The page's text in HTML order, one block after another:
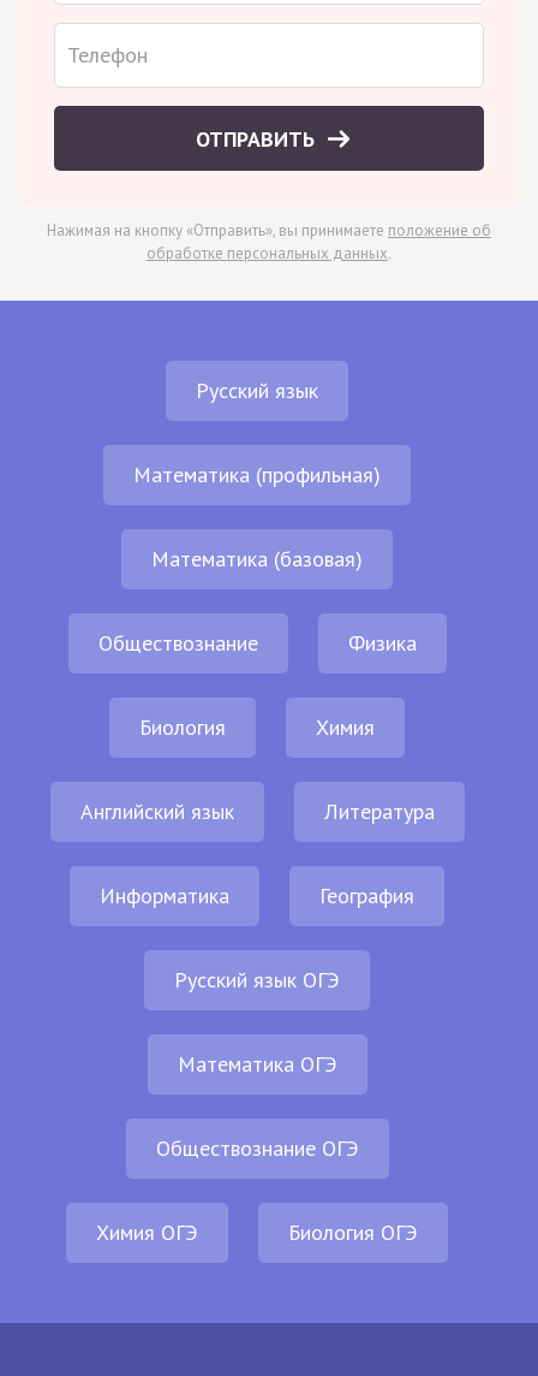
ОТПРАВИТЬ
Нажимая на кнопку «Отправить», вы принимаете положение об
обработке персональных данных.
Русский язык
Математика (профильная)
Математика (базовая)
Обществознание Физика
Биология Химия
Английский язык Литература
Информатика География
Русский язык ОГЭ
Математика ОГЭ
Обществознание ОГЭ
Химия ОГЭ Биология ОГЭ